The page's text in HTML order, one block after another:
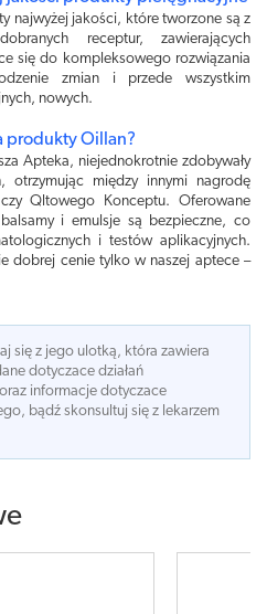
najwyżej jakości, które tworzone są z
receptur, zawierających
się do kompleksowego rozwiązania
zmian i przede wszystkim
nowych.
produkty Oillan?
Apteka, niejednokrotnie zdobywały
otrzymując między innymi nagrodę
Qltowego Konceptu. Oferowane
i emulsje są bezpieczne, co
i testów aplikacyjnych.
dobrej cenie tylko w naszej aptece –
się z jego ulotką, która zawiera
dotyczace działań
informacje dotyczace
bądź skonsultuj się z lekarzem